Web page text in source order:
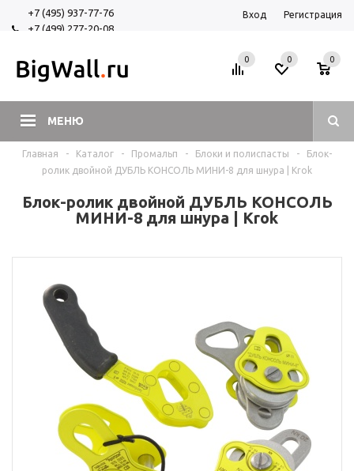
+7 (495) 937-77-76
+7 (499) 277-20-08
Вход Регистрация
МЕНЮ
0 0
0
Главная - Каталог - Промальп - Блоки и полиспасты -
Блок-
ролик двойной ДУБЛЬ КОНСОЛЬ МИНИ-8 для шнура | Krok
Блок-ролик двойной ДУБЛЬ КОНСОЛЬ
МИНИ-8 для шнура | Krok